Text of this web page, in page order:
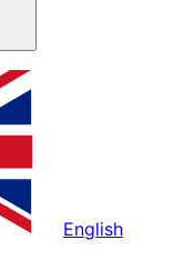
English